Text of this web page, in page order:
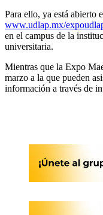
Para ello, ya está
www.udlap.mx/
en el campus de la
universitaria.
Mientras que la Expo
marzo a la que pueden
información a través de